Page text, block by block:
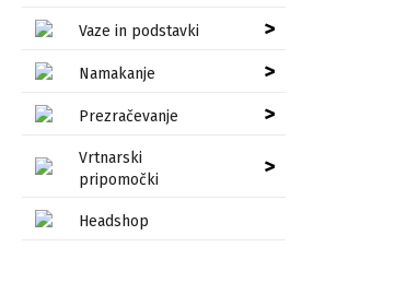
Vaze in podstavki >
Namakanje >
Prezračevanje >
Vrtnarski
pripomočki
>
Headshop